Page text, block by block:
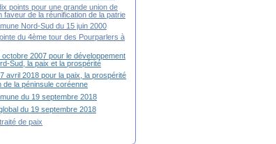
points pour une grande union de
faveur de la réunification de la patrie
Nord-Sud du 15 juin 2000
du 4ème tour des Pourparlers à
octobre 2007 pour le développement
Sud, la paix et la prospérité
avril 2018 pour la paix, la prospérité
de la péninsule coréenne
du 19 septembre 2018
du 19 septembre 2018
de paix